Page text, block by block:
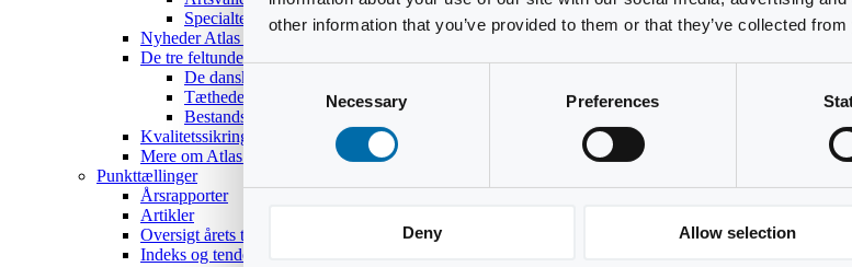
other information that you’ve provided to them or that they’ve collected
Consent
Selection
Necessary Preferences
Deny Allow selection
Specialteams
Nyheder Atlas III
De tre feltundersøgelser
De danske ynglefugles udbredelse
Tætheder og bestandsestimater
Bestandsoptællinger af 18 udvalgte arter
Kvalitetssikring
Mere om Atlas III
Punkttællinger
Årsrapporter
Artikler
Oversigt årets temaer
Indeks og tendenser